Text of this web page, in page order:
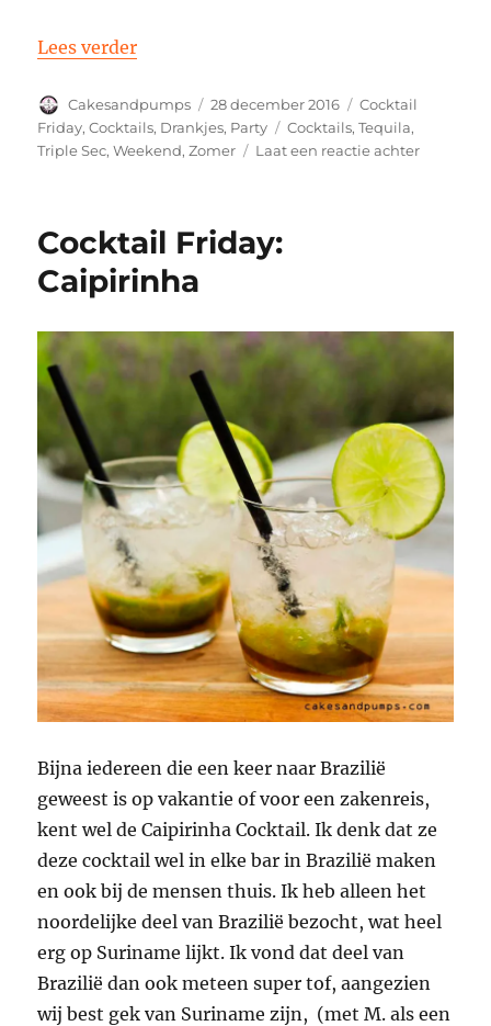
Lees verder“Cocktail Friday: Margarita”
Auteur
Cakesandpumps
Geplaatst
op
28 december 2016 Categorieën
Cocktail
Friday,Cocktails, Drankjes, Party Tags
Cocktails,Tequila,
Triple Sec,Weekend,Zomer Laat een reactie achterop
Cocktail Friday:
Caipirinha
Bijna iedereen die een keer naar Brazilië
geweest is op vakantie of voor een zakenreis,
kent wel de Caipirinha Cocktail. Ik denk dat ze
deze cocktail wel in elke bar in Brazilië maken
en ook bij de mensen thuis. Ik heb alleen het
noordelijke deel van Brazilië bezocht, wat heel
erg op Suriname lijkt. Ik vond dat deel van
Brazilië dan ook meteen super tof, aangezien
wij best gek van Suriname zijn, (met M. als een